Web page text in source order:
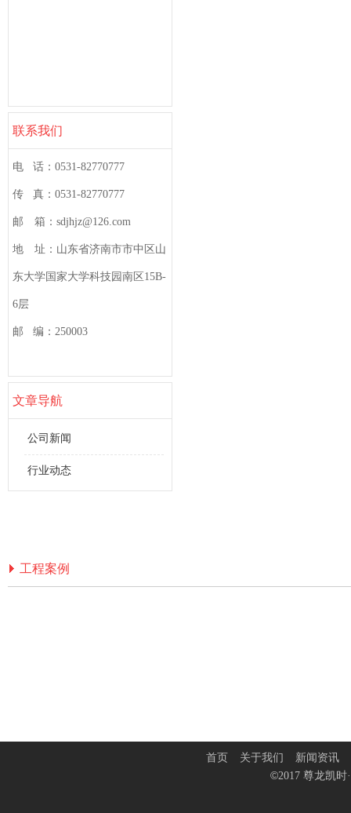
联系我们
电 话：0531-82770777
传 真：0531-82770777
邮 箱：sdjhjz@126.com
地 址：山东省济南市市中区山
东大学国家大学科技园南区15B-
6层
邮 编：250003
文章导航
公司新闻
行业动态
工程案例
首页
关于我们 新闻资讯
©2017 尊龙